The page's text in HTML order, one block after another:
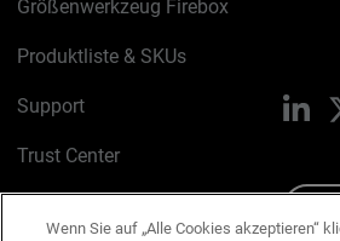
Größenwerkzeug Firebox
Produktliste & SKUs
Support
Trust Center
Wenn Sie auf „Alle Cookies akzeptieren“